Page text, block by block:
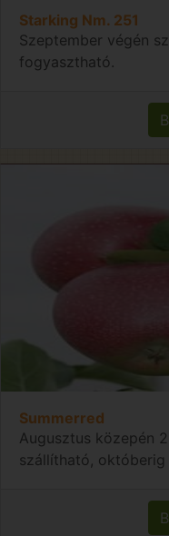
Starking Nm. 251
Szeptember végén
fogyasztható.
Summerred
Augusztus közepén
szállítható,